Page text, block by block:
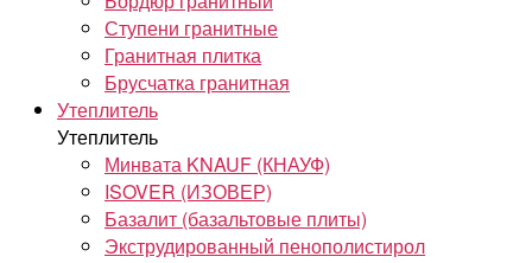
Ступени гранитные
Гранитная плитка
Брусчатка гранитная
Утеплитель
Утеплитель
Минвата KNAUF (КНАУФ)
ISOVER (ИЗОВЕР)
Базалит (базальтовые плиты)
Экструдированный пенополистирол